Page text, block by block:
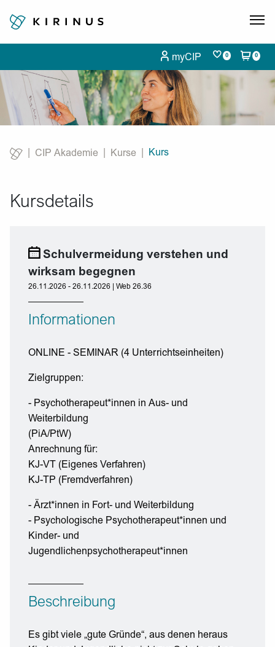
myCIP 0 0
CIP Akademie Kurse
Current:
Kurs
Kursdetails
Schulvermeidung verstehen und
wirksam begegnen
26.11.2026 - 26.11.2026 | Web 26.36
Informationen
ONLINE - SEMINAR (4 Unterrichtseinheiten)
Zielgruppen:
- Psychotherapeut*innen in Aus- und
Weiterbildung
(PiA/PtW)
Anrechnung für:
KJ-VT (Eigenes Verfahren)
KJ-TP (Fremdverfahren)
- Ärzt*innen in Fort- und Weiterbildung
- Psychologische Psychotherapeut*innen und
Kinder- und
Jugendlichenpsychotherapeut*innen
Beschreibung
Es gibt viele „gute Gründe“, aus denen heraus